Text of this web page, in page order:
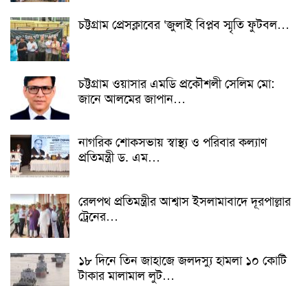
চট্টগ্রাম প্রেসক্লাবের ‘জুলাই বিপ্লব স্মৃতি ফুটবল…
চট্টগ্রাম ওয়াসার এমডি প্রকৌশলী সেলিম মো:
জানে আলমের জাপান…
নাগরিক শোকসভায় স্বাস্থ্য ও পরিবার কল্যাণ
প্রতিমন্ত্রী ড. এম…
রেলপথ প্রতিমন্ত্রীর আশ্বাস ইসলামাবাদে দূরপাল্লার
ট্রেনের…
১৮ দিনে তিন জাহাজে জলদস্যু হামলা ১০ কোটি
টাকার মালামাল লুট…